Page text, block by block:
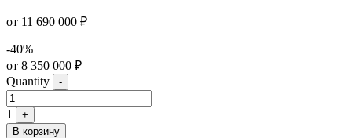
от 11 690 000 ₽
-40%
от 8 350 000 ₽
Quantity
-
1
+
В корзину